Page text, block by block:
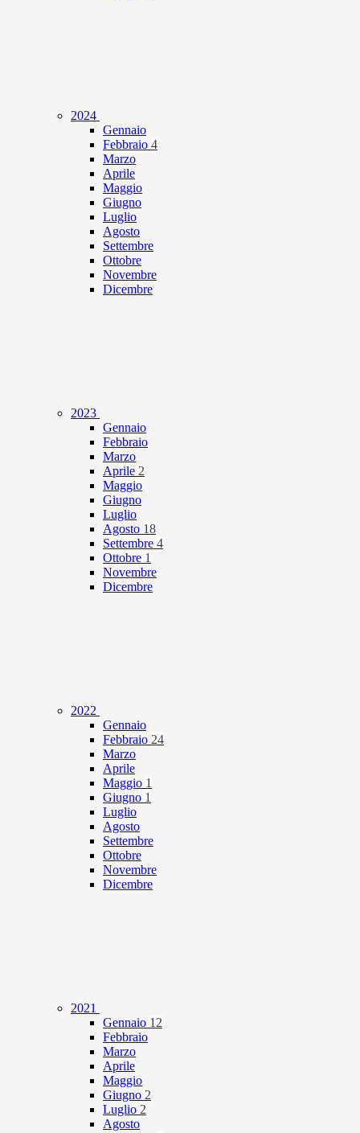
2024
Gennaio
Febbraio 4
Marzo
Aprile
Maggio
Giugno
Luglio
Agosto
Settembre
Ottobre
Novembre
Dicembre
2023
Gennaio
Febbraio
Marzo
Aprile 2
Maggio
Giugno
Luglio
Agosto 18
Settembre 4
Ottobre 1
Novembre
Dicembre
2022
Gennaio
Febbraio 24
Marzo
Aprile
Maggio 1
Giugno 1
Luglio
Agosto
Settembre
Ottobre
Novembre
Dicembre
2021
Gennaio 12
Febbraio
Marzo
Aprile
Maggio
Giugno 2
Luglio 2
Agosto